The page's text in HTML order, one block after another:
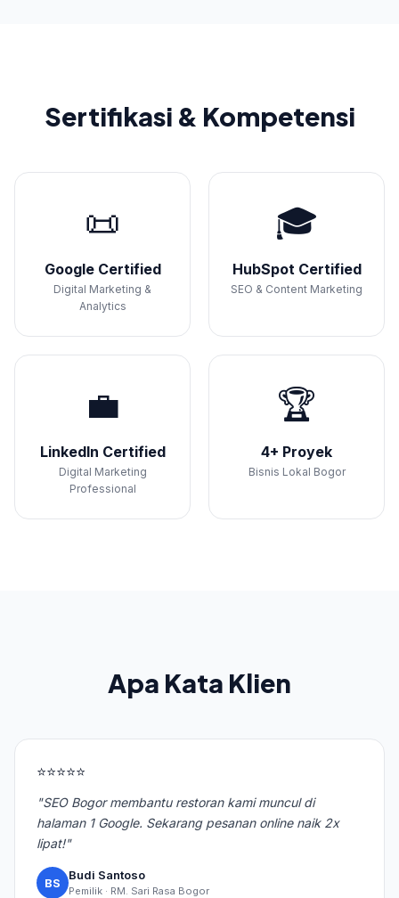
Sertifikasi & Kompetensi
📜
Google Certified
Digital Marketing &
Analytics
🎓
HubSpot Certified
SEO & Content Marketing
💼
LinkedIn Certified
Digital Marketing
Professional
🏆
4+ Proyek
Bisnis Lokal Bogor
Apa Kata Klien
⭐⭐⭐⭐⭐
"SEO Bogor membantu restoran kami muncul di
halaman 1 Google. Sekarang pesanan online naik 2x
lipat!"
BS
Budi Santoso
Pemilik · RM. Sari Rasa Bogor